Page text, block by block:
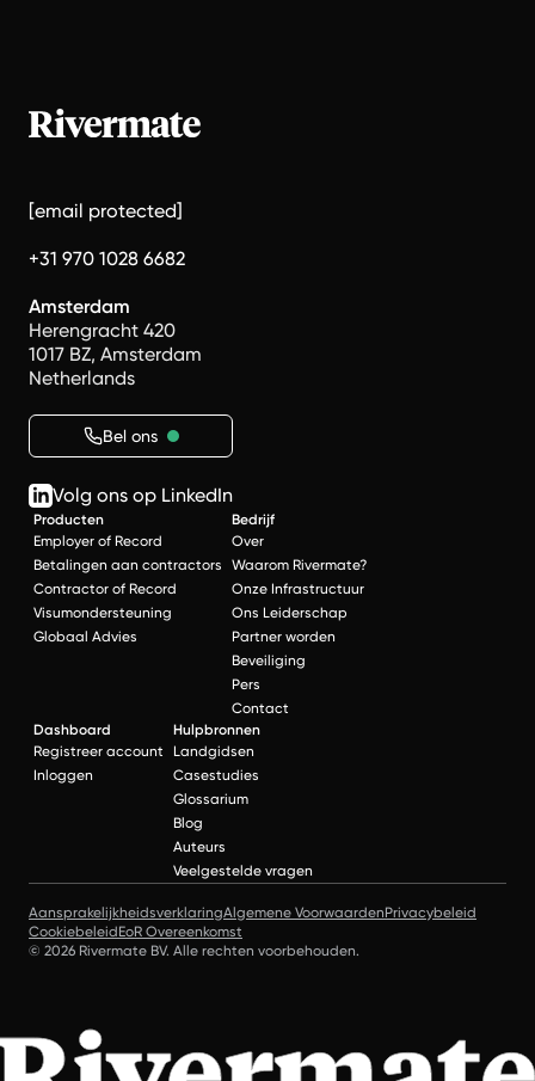
[email protected]
+31 970 1028 6682
Amsterdam
Herengracht 420
1017 BZ, Amsterdam
Netherlands
Bel ons
Volg ons op LinkedIn
Producten
Employer of Record
Betalingen aan contractors
Contractor of Record
Visumondersteuning
Globaal Advies
Bedrijf
Over
Waarom Rivermate?
Onze Infrastructuur
Ons Leiderschap
Partner worden
Beveiliging
Pers
Contact
Dashboard
Registreer account
Inloggen
Hulpbronnen
Landgidsen
Casestudies
Glossarium
Blog
Auteurs
Veelgestelde vragen
AansprakelijkheidsverklaringAlgemene VoorwaardenPrivacybeleid
CookiebeleidEoR Overeenkomst
© 2026 Rivermate BV. Alle rechten voorbehouden.